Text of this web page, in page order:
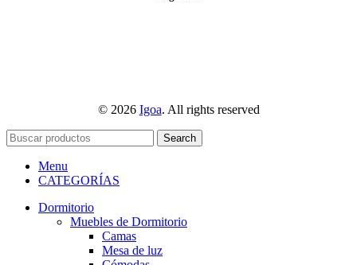
© 2026 Igoa. All rights reserved
Search
Menu
CATEGORÍAS
Dormitorio
Muebles de Dormitorio
Camas
Mesa de luz